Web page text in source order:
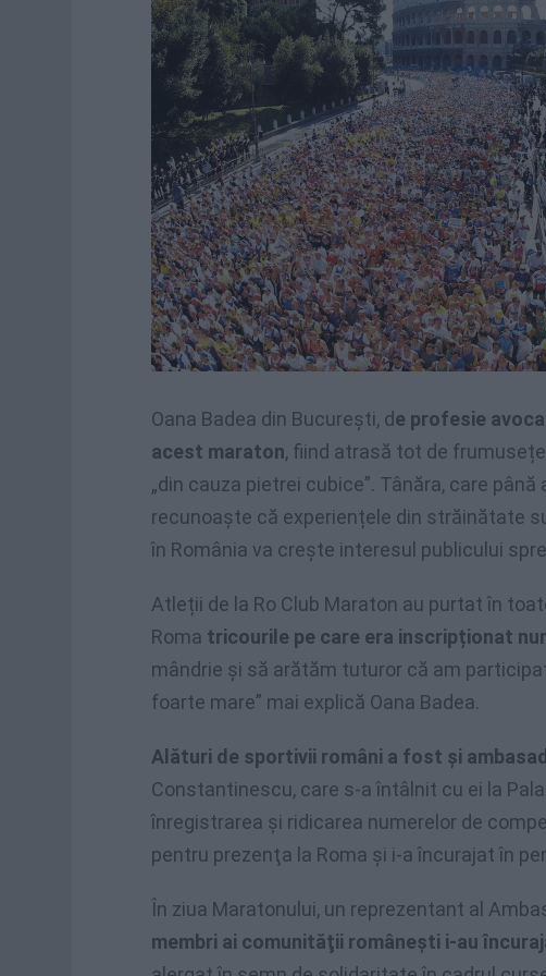
Oana Badea din București, de profesie
acest maraton, fiind atrasă tot de
„din cauza pietrei cubice”. Tânăra, care
recunoaște că experiențele din străinătate
în România va creşte interesul publicului
Atleții de la Ro Club Maraton au purtat în
Roma tricourile pe care era inscripționat
mândrie și să arătăm tuturor că am
foarte mare” mai explică Oana Badea.
Alături de sportivii români a fost și
Constantinescu, care s-a întâlnit cu ei la
înregistrarea şi ridicarea numerelor de
pentru prezenţa la Roma şi i-a încurajat în
În ziua Maratonului, un reprezentant al
membri ai comunităţii româneşti i-au